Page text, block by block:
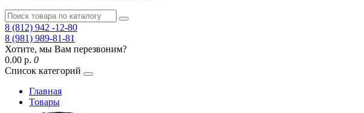
8 (812) 942 -12-80
8 (981) 989-81-81
Хотите, мы Вам перезвоним?
0.00 р. 0
Список категорий
Главная
Товары